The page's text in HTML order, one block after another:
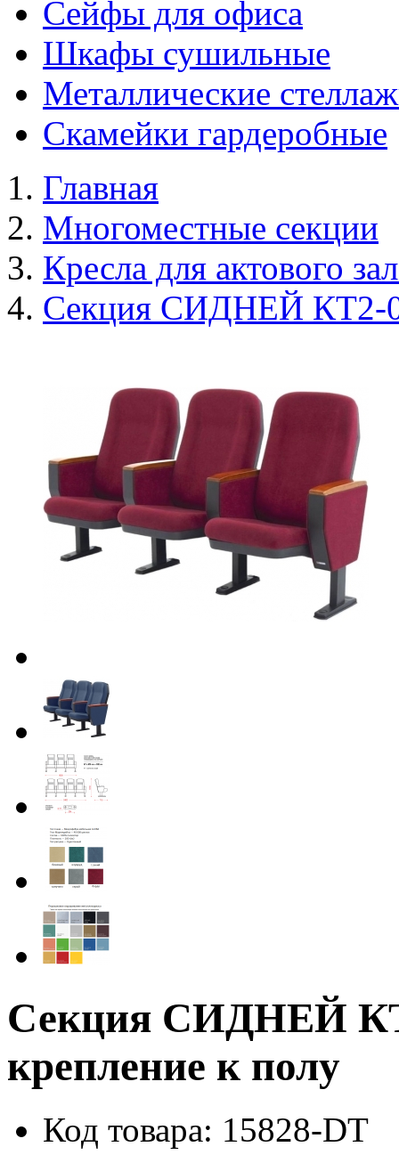
Сейфы для офиса
Шкафы сушильные
Металлические
Скамейки гардеробные
Главная
Многоместные секции
Кресла для актового
Секция СИДНЕЙ КТ2-
Секция СИДНЕЙ
крепление к полу
Код товара: 15828-DT